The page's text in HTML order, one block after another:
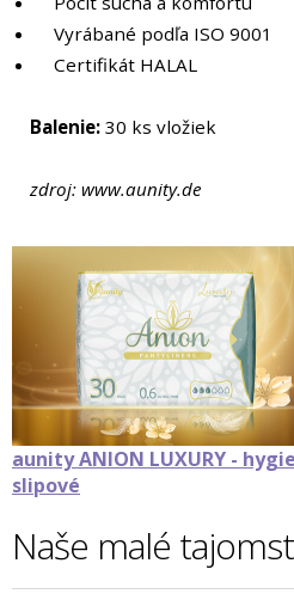
Vyrábané podľa ISO 9001
Certifikát HALAL
Balenie: 30 ks vložiek
zdroj: www.aunity.de
aunity ANION LUXURY -
slipové
Naše malé